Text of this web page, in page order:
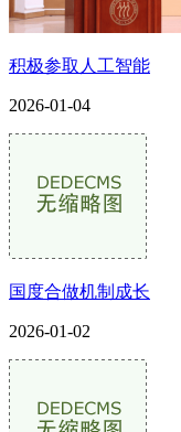
积极参取人工智能
2026-01-04
国度合做机制成长
2026-01-02